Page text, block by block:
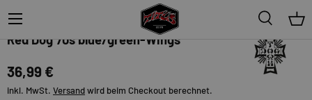
Suche
Menü
Dogtown
Red Dog 70s blue/green-Wings
36,99 €
inkl. MwSt. Versandwird beim Checkout berechnet.